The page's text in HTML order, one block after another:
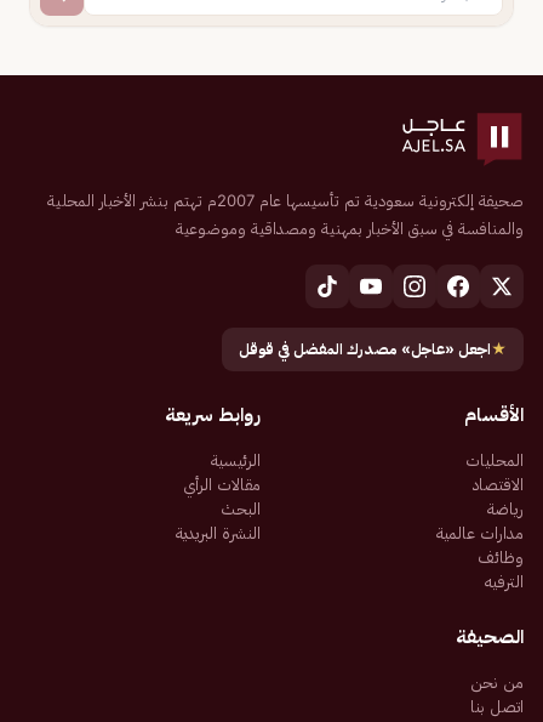
صحيفة إلكترونية سعودية تم تأسيسها عام 2007م تهتم بنشر الأخبار المحلية
والمنافسة في سبق الأخبار بمهنية ومصداقية وموضوعية
★اجعل «عاجل» مصدرك المفضل في قوقل
الأقسام
المحليات
الاقتصاد
رياضة
مدارات عالمية
وظائف
الترفيه
روابط سريعة
الرئيسية
مقالات الرأي
البحث
النشرة البريدية
الصحيفة
من نحن
اتصل بنا